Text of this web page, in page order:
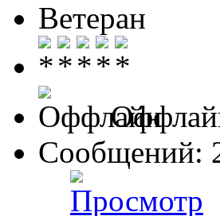
Ветеран
Сообщений: